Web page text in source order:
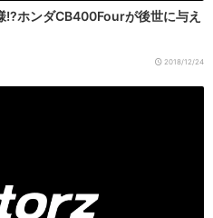
!?ホンダCB400Fourが後世に与え
2018/12/24